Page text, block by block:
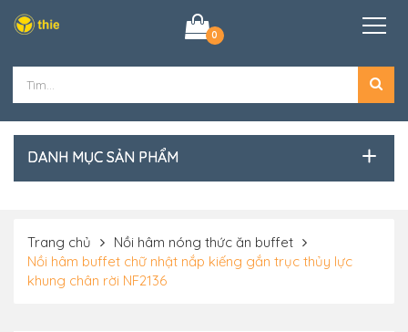
0
DANH MỤC SẢN PHẨM
Trang chủ
Nồi hâm nóng thức ăn buffet
Nồi hâm buffet chữ nhật nắp kiếng gắn trục thủy lực
khung chân rời NF2136